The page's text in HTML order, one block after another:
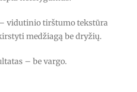
vidutinio tirštumo tekstūra
medžiagą be dryžių.
– be vargo.